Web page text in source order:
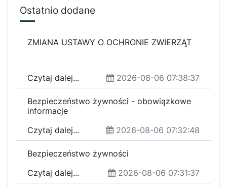
Ostatnio dodane
ZMIANA USTAWY O OCHRONIE ZWIERZĄT
Czytaj dalej... 2026-08-06 07:38:37
Bezpieczeństwo żywności - obowiązkowe
informacje
Czytaj dalej...
2026-08-06 07:32:48
Bezpieczeństwo żywności
Czytaj dalej...
2026-08-06 07:31:37